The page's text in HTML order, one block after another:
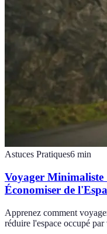
Astuces Pratiques6 min
Voyager Minimaliste
Économiser de
Apprenez comment
réduire l'espace occupé